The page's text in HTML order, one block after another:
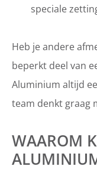
speciale
Heb je andere
beperkt deel van
Aluminium altijd
team denkt graag
WAAROM